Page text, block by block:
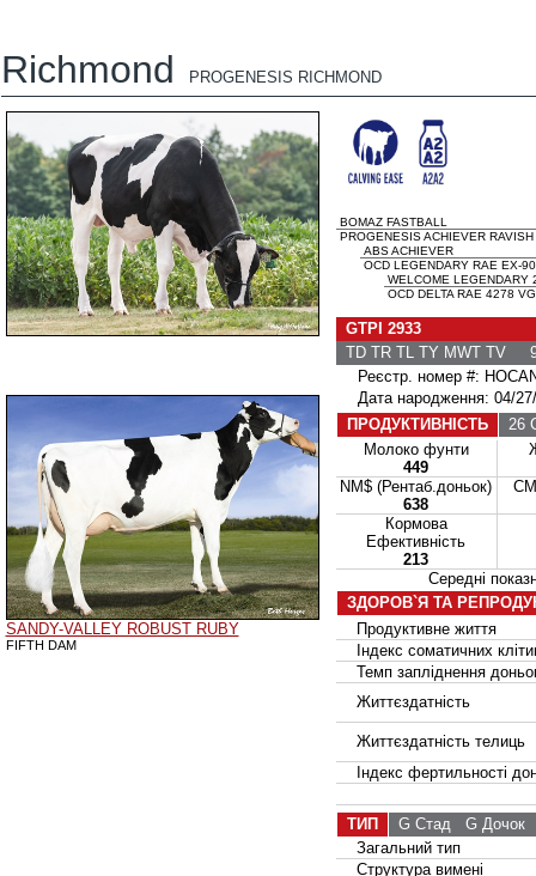
Richmond PROGENESIS RICHMOND
SANDY-VALLEY ROBUST RUBY
FIFTH DAM
BOMAZ FASTBALL
PROGENESIS ACHIEVER
ABS ACHIEVER
OCD LEGENDARY RAE EX-
WELCOME LEGENDARY
OCD DELTA RAE 4278
GTPI 2933
TD TR TL TY MWT TV
Реєстр. номер #:
Дата народження: 04/
ПРОДУКТИВНІСТЬ
26
Молоко фунти
449
NM$ (Рентаб.доньок)
638
Кормова
Ефективність
213
Середні
ЗДОРОВ`Я ТА
Продуктивне життя
Індекс соматичних
Темп запліднення
Життєздатність
Життєздатність телиць
Індекс фертильності
ТИП G СтадG Дочок
Загальний тип
Структура вимені